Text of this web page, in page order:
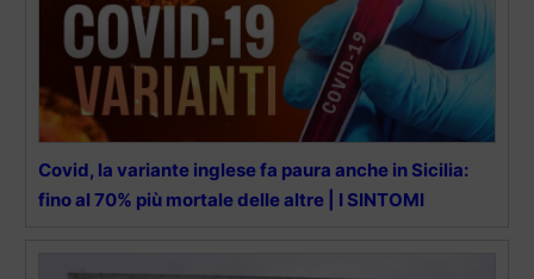
Covid, la variante inglese fa paura anche in Sicilia:
fino al 70% più mortale delle altre | I SINTOMI